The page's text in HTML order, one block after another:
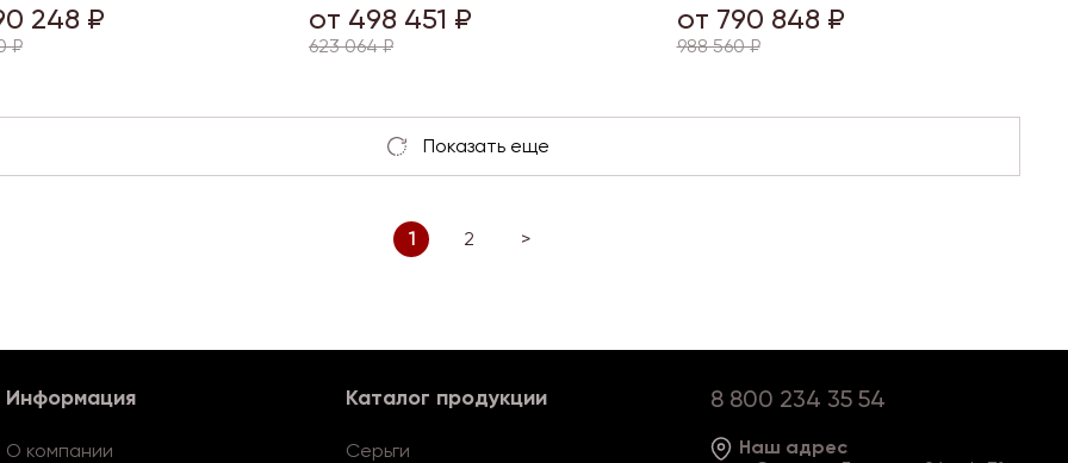
248 ₽
₽
от 498 451 ₽
623 064 ₽
от 790 848 ₽
988 560 ₽
1 2 >
Информация
О компании
Каталог продукции
Серьги
8 800 234 35 54
Наш адрес